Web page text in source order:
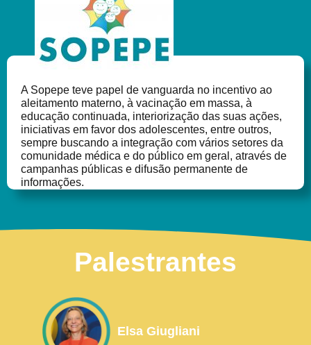
A Sopepe teve papel de vanguarda no incentivo ao
aleitamento materno, à vacinação em massa, à
educação continuada, interiorização das suas ações,
iniciativas em favor dos adolescentes, entre outros,
sempre buscando a integração com vários setores da
comunidade médica e do público em geral, através de
campanhas públicas e difusão permanente de
informações.
Palestrantes
Elsa Giugliani